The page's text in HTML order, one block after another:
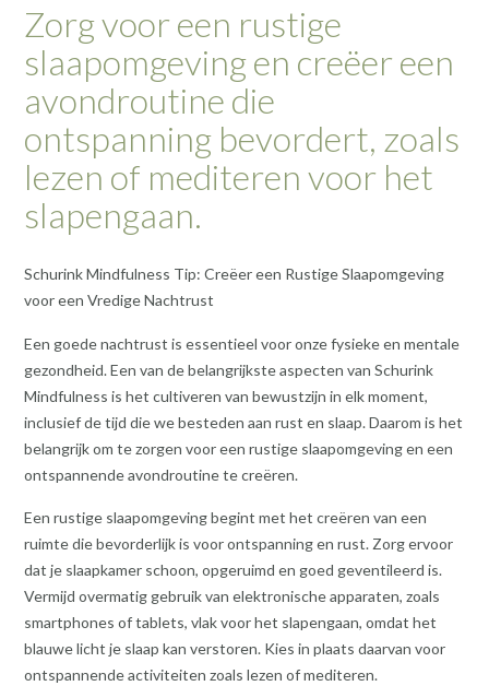
Zorg voor een rustige
slaapomgeving en creëer een
avondroutine die
ontspanning bevordert, zoals
lezen of mediteren voor het
slapengaan.
Schurink Mindfulness Tip: Creëer een Rustige Slaapomgeving
voor een Vredige Nachtrust
Een goede nachtrust is essentieel voor onze fysieke en mentale
gezondheid. Een van de belangrijkste aspecten van Schurink
Mindfulness is het cultiveren van bewustzijn in elk moment,
inclusief de tijd die we besteden aan rust en slaap. Daarom is het
belangrijk om te zorgen voor een rustige slaapomgeving en een
ontspannende avondroutine te creëren.
Een rustige slaapomgeving begint met het creëren van een
ruimte die bevorderlijk is voor ontspanning en rust. Zorg ervoor
dat je slaapkamer schoon, opgeruimd en goed geventileerd is.
Vermijd overmatig gebruik van elektronische apparaten, zoals
smartphones of tablets, vlak voor het slapengaan, omdat het
blauwe licht je slaap kan verstoren. Kies in plaats daarvan voor
ontspannende activiteiten zoals lezen of mediteren.